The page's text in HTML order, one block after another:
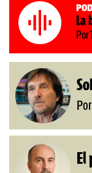
La
Por
El